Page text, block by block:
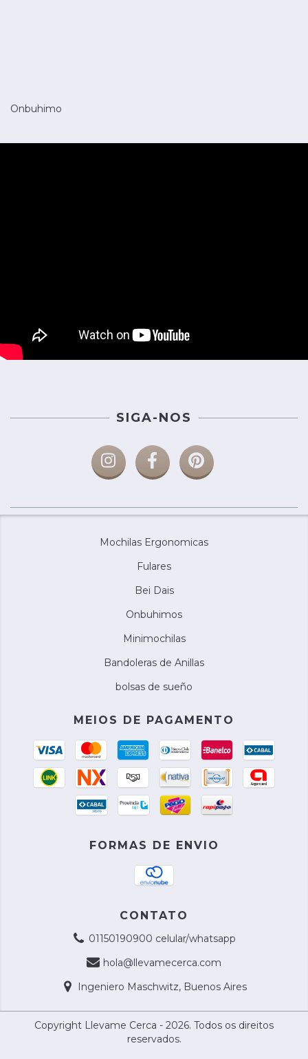
Onbuhimo
SIGA-NOS
Mochilas Ergonomicas
Fulares
Bei Dais
Onbuhimos
Minimochilas
Bandoleras de Anillas
bolsas de sueño
MEIOS DE PAGAMENTO
FORMAS DE ENVIO
CONTATO
01150190900 celular/whatsapp
hola@llevamecerca.com
Ingeniero Maschwitz, Buenos Aires
Copyright Llevame Cerca - 2026. Todos os direitos
reservados.